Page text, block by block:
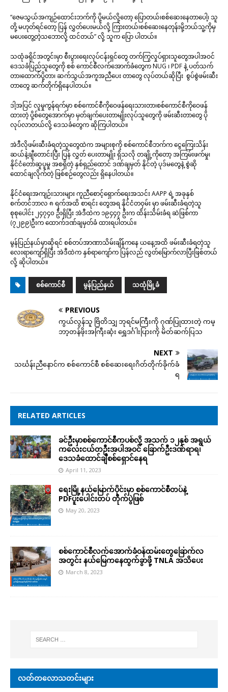
“ဇေမသွယ်အကျဉ်ထောင်းဘက်ကို ပို့မယ်လို့တော့ ပြောတယ်၊စစ်ဆေးနေတာပေါ့၊ သူ
တို့ မဟုတ်ရင်တော့ ပြန် လွှတ်ပေးမယ်လို့ ကြားတယ်၊စစ်ဆေးနေတုန်းမို့ဘယ်သူ့ကိုမှ
မပေးတွေ့တဲ့သဘောလို့ ထင်တယ်” လို့ သူက ပြော ပါတယ်။
သထုံခရိုင်အတွင်းမှာ စီးပွားရေးလုပ်ငန်းရှင်တွေ တက်ကြွလှုပ်ရှားသူတွေအပါအဝင်
ဒေသခံပြည်သူတွေကို စစ် ကောင်စီလက်အောက်ခံတွေက NUG ၊ PDF နဲ့ ပတ်သက်
တာ၊ထောက်ပို့တာ၊ ဆက်သွယ်အကူအညီပေး တာတွေ လုပ်တယ်ဆိုပြီး စွပ်စွဲဖမ်းဆီး
တာတွေ ဆက်တိုက်ရှိနေပါတယ်။
ဒါ့အပြင် လူမှုကွန်ရက်မှာ စစ်ကောင်စီကိုဝေဖန်ရေးသားတာ၊စစ်ကောင်စီကိုဝေဖန်
ထားတဲ့ ပို့စ်တွေအောက်မှာ မှတ်ချက်ပေးတာမျိုးလုပ်သူတွေကို ဖမ်းဆီးတာတွေ ပို
လုပ်လာတယ်လို့ ဒေသခံတွေက ဆိုကြပါတယ်။
အဲဒီလိုဖမ်းဆီးခံရတဲ့သူတွေထဲက အများစုကို စစ်ကောင်စီဘက်က ငွေကြေးသိန်း
ဆယ်နဲ့ချီတောင်းပြီး ပြန် လွှတ် ပေးတာမျိုး ရှိသလို တချို့ကိုတော့ အကြမ်းဖက်မှု၊
နိုင်ငံတော်ဆူပူမှု အစရှိတဲ့ နှစ်ရှည်ထောင် ဒဏ်ချမှတ် နိုင်တဲ့ ပုဒ်မတွေနဲ့ စွဲဆို
ထောင်ချလိုက်တဲ့ ဖြစ်စဉ်တွေလည်း ရှိနေပါတယ်။
နိုင်ငံရေးအကျဉ်းသားများ ကူညီစောင့်ရှောက်ရေးအသင်း AAPP ရဲ့ အခုနှစ်
စက်တင်ဘာလ ၈ ရက်အထိ စာရင်း တွေအရ နိုင်ငံတဝှမ်း မှာ ဖမ်းဆီးခံရတဲ့သူ
စုစုပေါင်း ၂၄၇၄၀ ဦးရှိပြီး အဲဒီထဲက ၁၉၄၄၇ ဦးက ထိန်းသိမ်းခံရ ဆဲဖြစ်ကာ
(၇၂၉၉)ဦးက ထောက်ဒဏ်ချမှတ်ခံ ထားရပါတယ်။
မွန်ပြည်နယ်မှာဆိုရင် စစ်တပ်အာဏာသိမ်းချိန်ကနေ ယနေ့အထိ ဖမ်းဆီးခံရတဲ့သူ
လေးရာကျော်ရှိပြီး အဲဒီထဲက နှစ်ရာကျော်က ပြန်လည် လွတ်မြောက်လာပြီးဖြစ်တယ်
လို့ ဆိုပါတယ်။
စစ်ကောင်စီ မွန်ပြည်နယ် သထုံမြို့ခံ
PREVIOUS
ကွယ်လွန်သူ ဗြိတိသျှ ဘုရင်မကြီးကို ဂုဏ်ပြုထားတဲ့ ကမ္
ဘာ့တန်ဖိုးအကြီးဆုံး ရွှေဒင်္ဂါးပြားကို မိတ်ဆက်ပြသ
NEXT
သင်္ဃန်းညီနောင်က စစ်ကောင်စီ စစ်ဆေးရေးဂိတ်တိုက်ခိုက်ခံ
ရ
RELATED ARTICLES
ခင်ဦးမှာစစ်ကောင်စီကပစ်လို့ အသက် ၁၂နှစ် အရွယ်
ကလေးငယ်တဦးအပါအဝင် ခြောက်ဦးဒဏ်ရာရ၊
ဒေသခံထောင်ချီစစ်ရှောင်နေရ
April 11, 2023
ရေးမြို့နယ်မြောက်ပိုင်းမှာ စစ်ကောင်စီတပ်နဲ့
PDFပူးပေါင်းတပ် တိုက်ပွဲဖြစ်
May 20, 2023
စစ်ကောင်စီလက်အောက်ခံဝန်ထမ်းတွေခြောက်လ
အတွင်း နယ်မြေကနေထွက်ခွာဖို့ TNLA အသိပေး
March 8, 2023
လတ်တလောသတင်းများ